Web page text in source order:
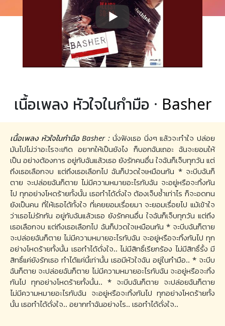
เนื้อเพลง หัวใจในกำมือ · Basher
เนื้อเพลง หัวใจในกำมือ Basher :นั่งฟังเธอ นิ่งๆ แล้วจะทำใจ ปล่อย
มันไปไม่ว่าอะไรจะเกิด อยากให้เป็นยังไง ก็บอกฉันเถอะ ฉันจะยอมให้
เป็น อย่างต้องการ อยู่กับฉันแล้วเธอ ยังรักคนอื่น ใจฉันก็เจ็บทุกวัน แต่
ถึงเธอเลือกจบ แต่ถึงเธอเลือกไป ฉันก็ปวดใจเหมือนกัน * จะบีบฉันก็
ตาย จะปล่อยฉันก็ตาย ไม่มีความหมายอะไรกับฉัน จะอยู่หรือจะทิ้งกัน
ไป ทุกอย่างโหดร้ายทั้งนั้น เธอทำได้ดั่งใจ ต้องเจ็บช้ำเท่าไร ก็จะอดทน
ยังเป็นคน ที่ให้เธอได้ทั้งใจ ที่เคยยอมเรื่อยมา จะยอมเรื่อยไป แม้เข้าใจ
ว่าเธอไม่รักกัน อยู่กับฉันแล้วเธอ ยังรักคนอื่น ใจฉันก็เจ็บทุกวัน แต่ถึง
เธอเลือกจบ แต่ถึงเธอเลือกไป ฉันก็ปวดใจเหมือนกัน * จะบีบฉันก็ตาย
จะปล่อยฉันก็ตาย ไม่มีความหมายอะไรกับฉัน จะอยู่หรือจะทิ้งกันไป ทุก
อย่างโหดร้ายทั้งนั้น เธอทำได้ดั่งใจ.. ไม่มีสิทธิ์เรียกร้อง ไม่มีสิทธิ์รั้ง มี
สิทธิ์แค่ยังรักเธอ ทำได้แค่นี้เท่านั้น เธอมีหัวใจฉัน อยู่ในกำมือ.. * จะบีบ
ฉันก็ตาย จะปล่อยฉันก็ตาย ไม่มีความหมายอะไรกับฉัน จะอยู่หรือจะทิ้ง
กันไป ทุกอย่างโหดร้ายทั้งนั้น.. * จะบีบฉันก็ตาย จะปล่อยฉันก็ตาย
ไม่มีความหมายอะไรกับฉัน จะอยู่หรือจะทิ้งกันไป ทุกอย่างโหดร้ายทั้ง
นั้น เธอทำได้ดั่งใจ.. อยากทำฉันอย่างไร.. เธอทำได้ดั่งใจ..